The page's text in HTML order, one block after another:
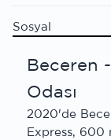
Sosyal
Beceren
Odası
2020'de
Express, 600